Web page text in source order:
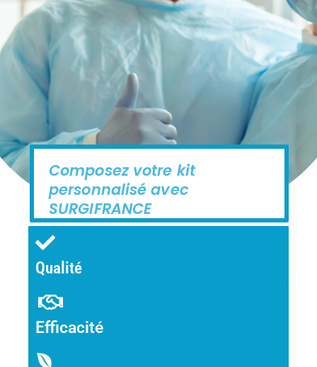
Composez votre kit
personnalisé avec
SURGIFRANCE
Qualité
Efficacité